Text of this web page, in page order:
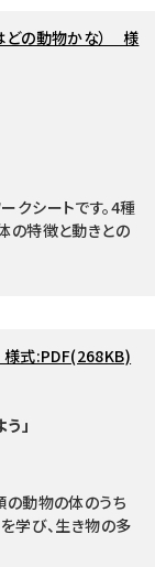
どの動物かな） 様
クシートです。4種
の特徴と動きとの
様式:PDF(268KB)
」
の動物の体のうち
学び、生き物の多